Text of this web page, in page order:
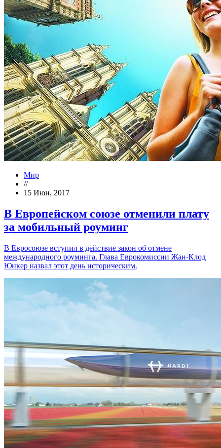
Мир
//
15 Июн, 2017
В Европейском союзе отменили плату
за мобильный роуминг
В Евросоюзе вступил в действие закон об отмене
международного роуминга. Глава Еврокомиссии Жан-Клод
Юнкер назвал этот день историческим.